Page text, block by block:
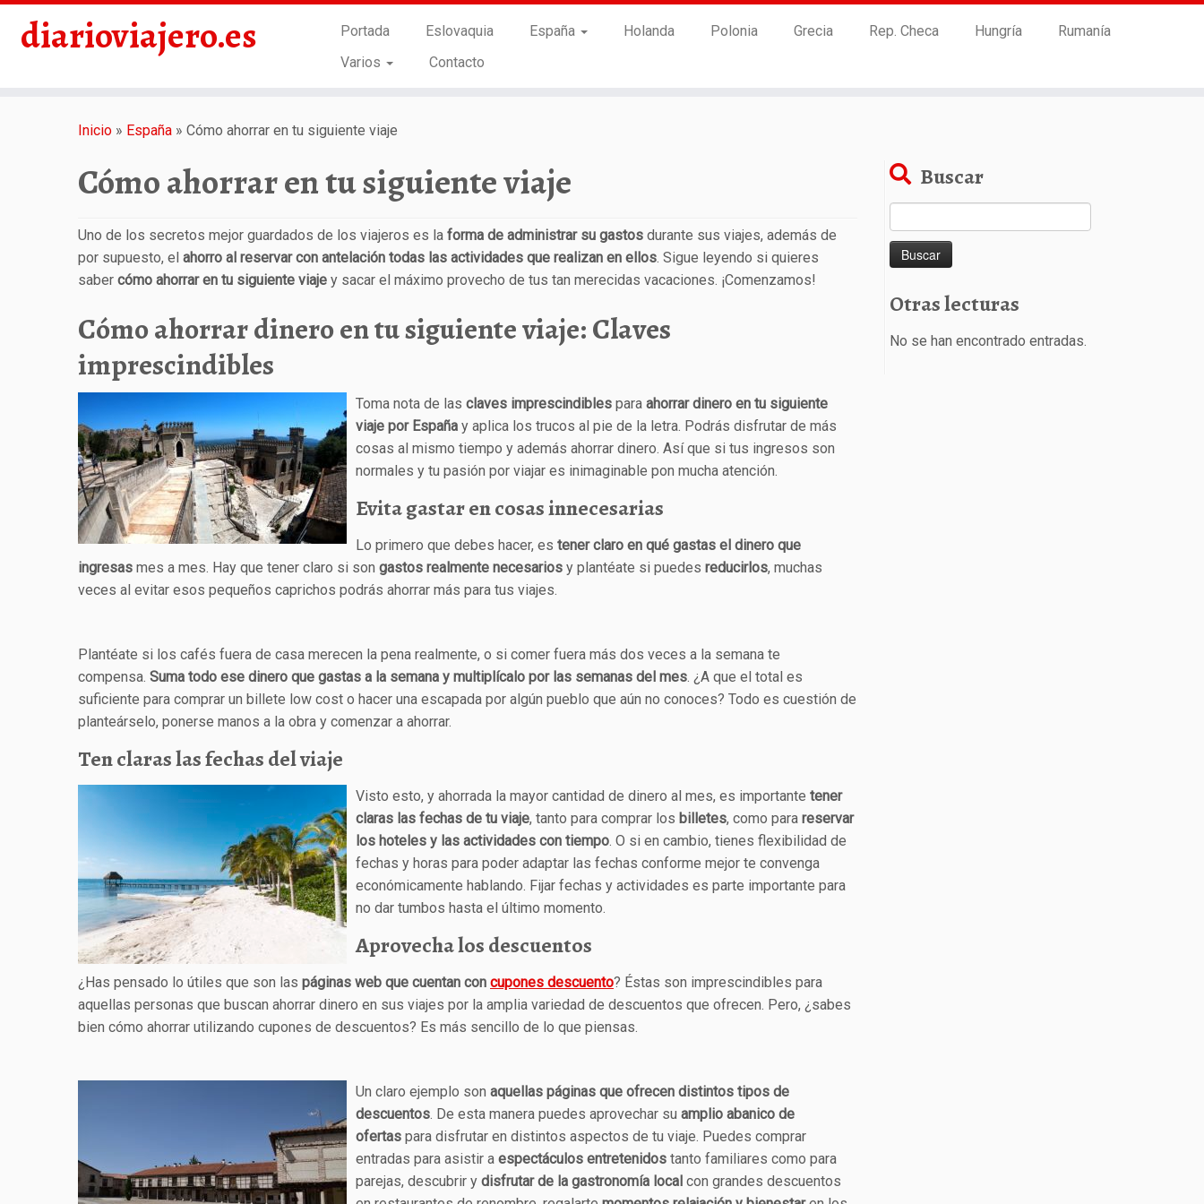
diarioviajero.es Portada Eslovaquia España Holanda Polonia Grecia Rep. Checa Hungría
Rumanía
Varios
Contacto
Inicio » España » Cómo ahorrar en tu siguiente viaje
Cómo ahorrar en tu siguiente viaje
Uno de los secretos mejor guardados de los viajeros es la forma de administrar su gastos durante sus viajes, además de
por supuesto, el ahorro al reservar con antelación todas las actividades que realizan en ellos. Sigue leyendo si quieres
saber cómo ahorrar en tu siguiente viaje y sacar el máximo provecho de tus tan merecidas vacaciones. ¡Comenzamos!
Cómo ahorrar dinero en tu siguiente viaje: Claves
imprescindibles
Toma nota de las claves imprescindibles para ahorrar dinero en tu siguiente
viaje por España y aplica los trucos al pie de la letra. Podrás disfrutar de más
cosas al mismo tiempo y además ahorrar dinero. Así que si tus ingresos son
normales y tu pasión por viajar es inimaginable pon mucha atención.
Evita gastar en cosas innecesarias
Lo primero que debes hacer, es tener claro en qué gastas el dinero que
ingresas mes a mes. Hay que tener claro si son gastos realmente necesarios y plantéate si puedes reducirlos, muchas
veces al evitar esos pequeños caprichos podrás ahorrar más para tus viajes.
Plantéate si los cafés fuera de casa merecen la pena realmente, o si comer fuera más dos veces a la semana te
compensa. Suma todo ese dinero que gastas a la semana y multiplícalo por las semanas del mes. ¿A que el total es
suficiente para comprar un billete low cost o hacer una escapada por algún pueblo que aún no conoces? Todo es cuestión de
planteárselo, ponerse manos a la obra y comenzar a ahorrar.
Ten claras las fechas del viaje
Visto esto, y ahorrada la mayor cantidad de dinero al mes, es importante tener
claras las fechas de tu viaje, tanto para comprar los billetes, como para reservar
los hoteles y las actividades con tiempo. O si en cambio, tienes flexibilidad de
fechas y horas para poder adaptar las fechas conforme mejor te convenga
económicamente hablando. Fijar fechas y actividades es parte importante para
no dar tumbos hasta el último momento.
Aprovecha los descuentos
¿Has pensado lo útiles que son las páginas web que cuentan con cupones descuento? Éstas son imprescindibles para
aquellas personas que buscan ahorrar dinero en sus viajes por la amplia variedad de descuentos que ofrecen. Pero, ¿sabes
bien cómo ahorrar utilizando cupones de descuentos? Es más sencillo de lo que piensas.
Un claro ejemplo son aquellas páginas que ofrecen distintos tipos de
descuentos. De esta manera puedes aprovechar su amplio abanico de
ofertas para disfrutar en distintos aspectos de tu viaje. Puedes comprar
entradas para asistir a espectáculos entretenidos tanto familiares como para
parejas, descubrir y disfrutar de la gastronomía local con grandes descuentos
Buscar
Otras lecturas
No se han encontrado entradas.